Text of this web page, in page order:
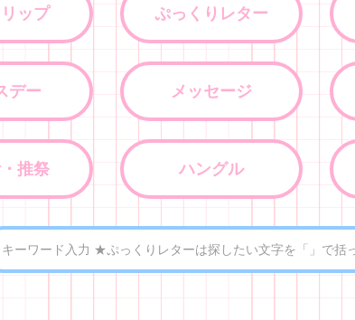
ップ ぷっくりレター
デー メッセージ
推祭 ハングル